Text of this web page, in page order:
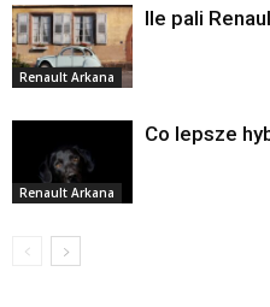
Renault Arkana
Ile pali
Renault Arkana
Co lepsze